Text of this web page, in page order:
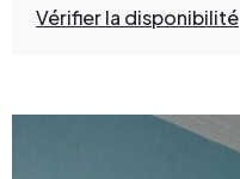
Vérifier la disponibilité